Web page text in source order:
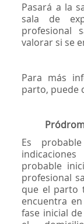
Pasará a la
sala de
profesional
valorar si se
Para más
parto, puede
Es
probable
profesional
que el parto
encuentra
fase inicial